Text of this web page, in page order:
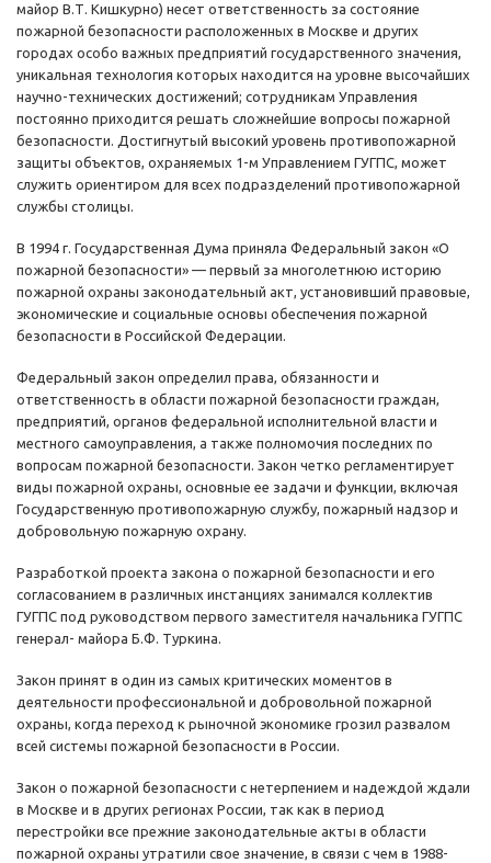
майор В.Т. Кишкурно) несет ответственность за состояние
пожарной безопасности расположенных в Москве и других
городах особо важных предприятий государственного значения,
уникальная технология которых находится на уровне высочайших
научно-технических достижений; сотрудникам Управления
постоянно приходится решать сложнейшие вопросы пожарной
безопасности. Достигнутый высокий уровень противопожарной
защиты объектов, охраняемых 1-м Управлением ГУГПС, может
служить ориентиром для всех подразделений противопожарной
службы столицы.
В 1994 г. Государственная Дума приняла Федеральный закон «О
пожарной безопасности» — первый за многолетнюю историю
пожарной охраны законодательный акт, установивший правовые,
экономические и социальные основы обеспечения пожарной
безопасности в Российской Федерации.
Федеральный закон определил права, обязанности и
ответственность в области пожарной безопасности граждан,
предприятий, органов федеральной исполнительной власти и
местного самоуправления, а также полномочия последних по
вопросам пожарной безопасности. Закон четко регламентирует
виды пожарной охраны, основные ее задачи и функции, включая
Государственную противопожарную службу, пожарный надзор и
добровольную пожарную охрану.
Разработкой проекта закона о пожарной безопасности и его
согласованием в различных инстанциях занимался коллектив
ГУГПС под руководством первого заместителя начальника ГУГПС
генерал- майора Б.Ф. Туркина.
Закон принят в один из самых критических моментов в
деятельности профессиональной и добровольной пожарной
охраны, когда переход к рыночной экономике грозил развалом
всей системы пожарной безопасности в России.
Закон о пожарной безопасности с нетерпением и надеждой ждали
в Москве и в других регионах России, так как в период
перестройки все прежние законодательные акты в области
пожарной охраны утратили свое значение, в связи с чем в 1988-